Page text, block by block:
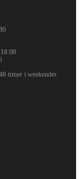
timer i weekender.